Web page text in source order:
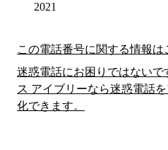
2021
この電話番号に関する情報は
迷惑電話にお困りではない
ス アイブリーなら迷惑電話
化できます。